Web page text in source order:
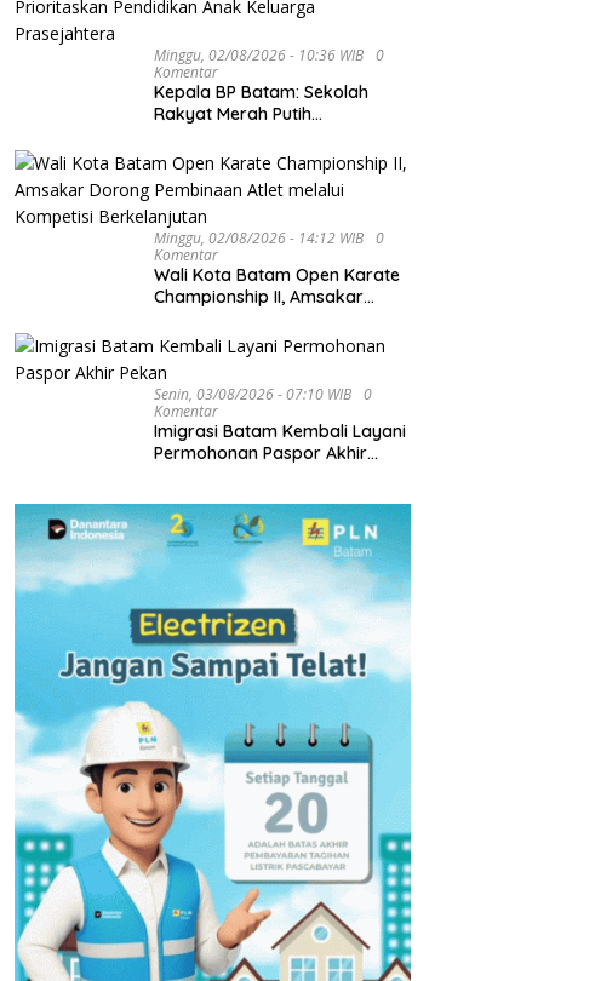
Minggu, 02/08/2026 - 10:36 WIB
0
Komentar
Kepala BP Batam: Sekolah
Rakyat Merah Putih
Keluarga Prasejahtera
Minggu, 02/08/2026 - 14:12 WIB
0
Komentar
Wali Kota Batam Open Karate
Championship II, Amsakar
melalui Kompetisi
Berkelanjutan
Senin, 03/08/2026 - 07:10 WIB
0
Komentar
Imigrasi Batam Kembali Layani
Permohonan Paspor Akhir